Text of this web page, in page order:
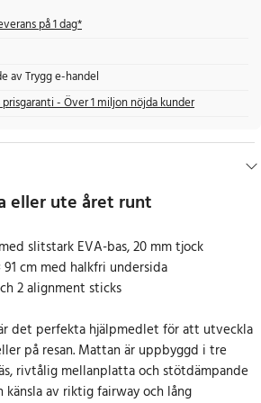
på 1 dag*
av Trygg e-handel
prisgaranti - Över 1 miljon nöjda kunder
eller ute året runt
slitstark EVA-bas, 20 mm tjock
cm med halkfri undersida
2 alignment sticks
det perfekta hjälpmedlet för att utveckla
på resan. Mattan är uppbyggd i tre
rivtålig mellanplatta och stötdämpande
känsla av riktig fairway och lång